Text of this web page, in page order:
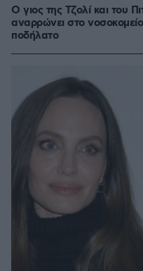
Ο γιος της Τζολί και του
αναρρώνει στο
ποδήλατο